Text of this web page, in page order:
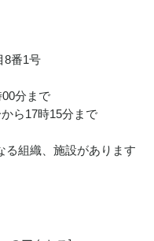
8番1号
分まで
ら17時15分まで
組織、施設があります